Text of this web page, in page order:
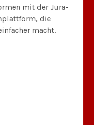
mit der Jura-
die
macht.